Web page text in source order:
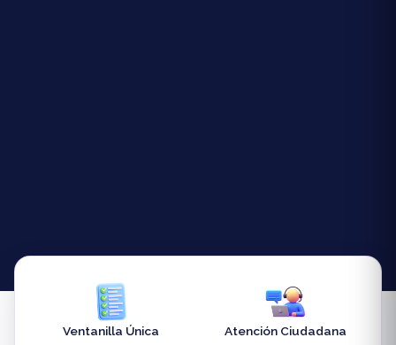
Ventanilla Única Atención Ciudadana